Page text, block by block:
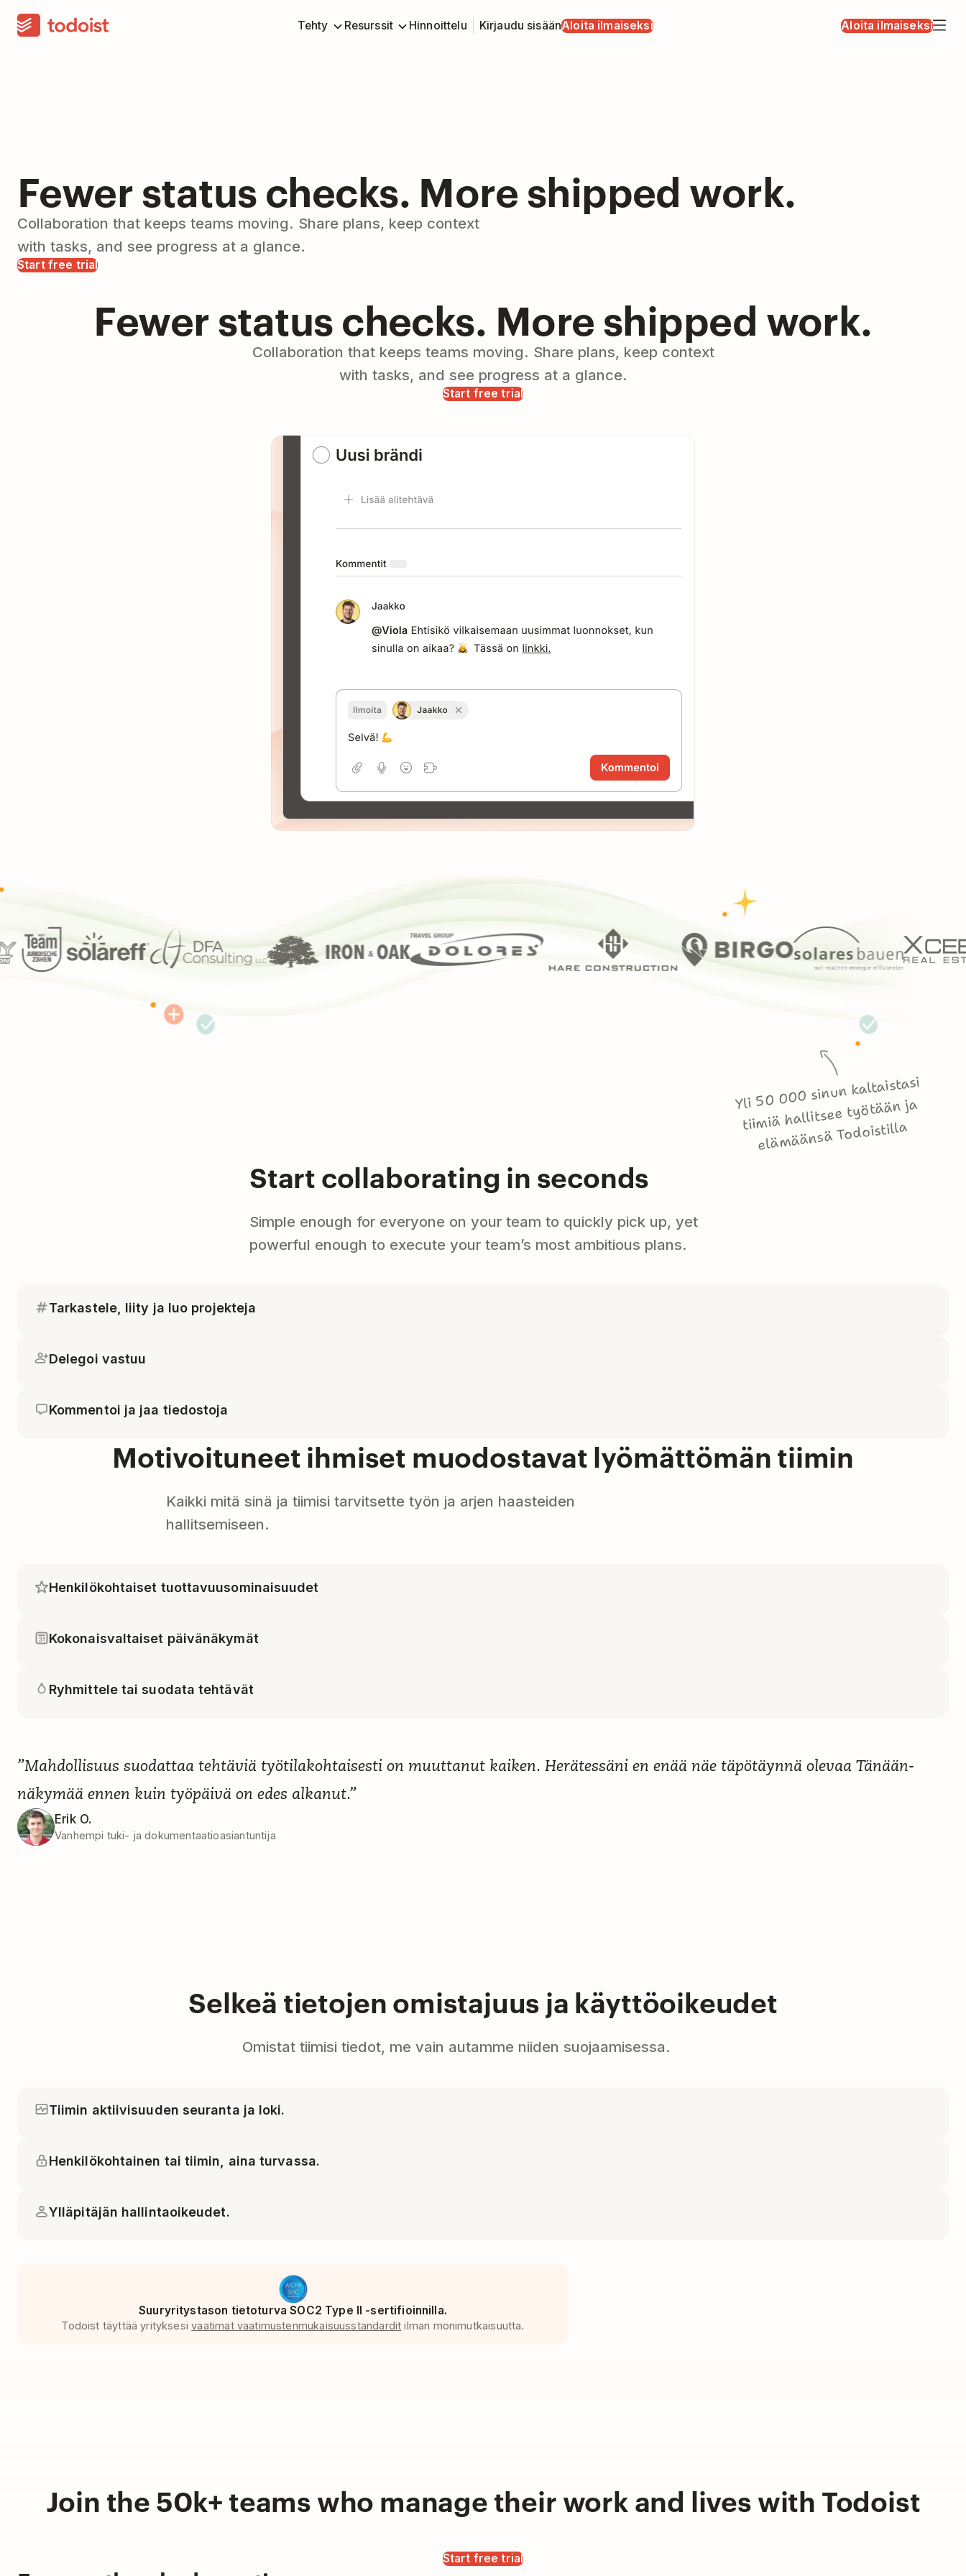
Tehty Resurssit Hinnoittelu Kirjaudu sisäänAloita ilmaiseksi Aloita ilmaiseksi
Fewer status checks. More shipped work.
Collaboration that keeps teams moving. Share plans, keep context
with tasks, and see progress at a glance.
Start free trial
Fewer status checks. More shipped work.
Collaboration that keeps teams moving. Share plans, keep context
with tasks, and see progress at a glance.
Start free trial
Yli 50 000 sinun kaltaistasi
tiimiä hallitsee työtään ja
elämäänsä Todoistilla
Start collaborating in seconds
Simple enough for everyone on your team to quickly pick up, yet
powerful enough to execute your team’s most ambitious plans.
Tarkastele, liity ja luo projekteja
Delegoi vastuu
Kommentoi ja jaa tiedostoja
Motivoituneet ihmiset muodostavat lyömättömän tiimin
Kaikki mitä sinä ja tiimisi tarvitsette työn ja arjen haasteiden
hallitsemiseen.
Henkilökohtaiset tuottavuusominaisuudet
Kokonaisvaltaiset päivänäkymät
Ryhmittele tai suodata tehtävät
”Mahdollisuus suodattaa tehtäviä työtilakohtaisesti on muuttanut kaiken. Herätessäni en enää näe täpötäynnä olevaa Tänään-
näkymää ennen kuin työpäivä on edes alkanut.”
Erik O.
Vanhempi tuki- ja dokumentaatioasiantuntija
Selkeä tietojen omistajuus ja käyttöoikeudet
Omistat tiimisi tiedot, me vain autamme niiden suojaamisessa.
Tiimin aktiivisuuden seuranta ja loki.
Henkilökohtainen tai tiimin, aina turvassa.
Ylläpitäjän hallintaoikeudet.
Suuryritystason tietoturva SOC2 Type II -sertifioinnilla.
Todoist täyttää yrityksesivaatimat vaatimustenmukaisuusstandardit ilman monimutkaisuutta.
Join the 50k+ teams who manage their work and lives with Todoist
Start free trial